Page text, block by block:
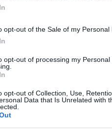
opt-out of the Sale of my Personal
opt-out of processing my Personal
opt-out of Collection, Use,
Data that Is Unrelated with
nazionali?
mesecliccandoqui
nella sezione